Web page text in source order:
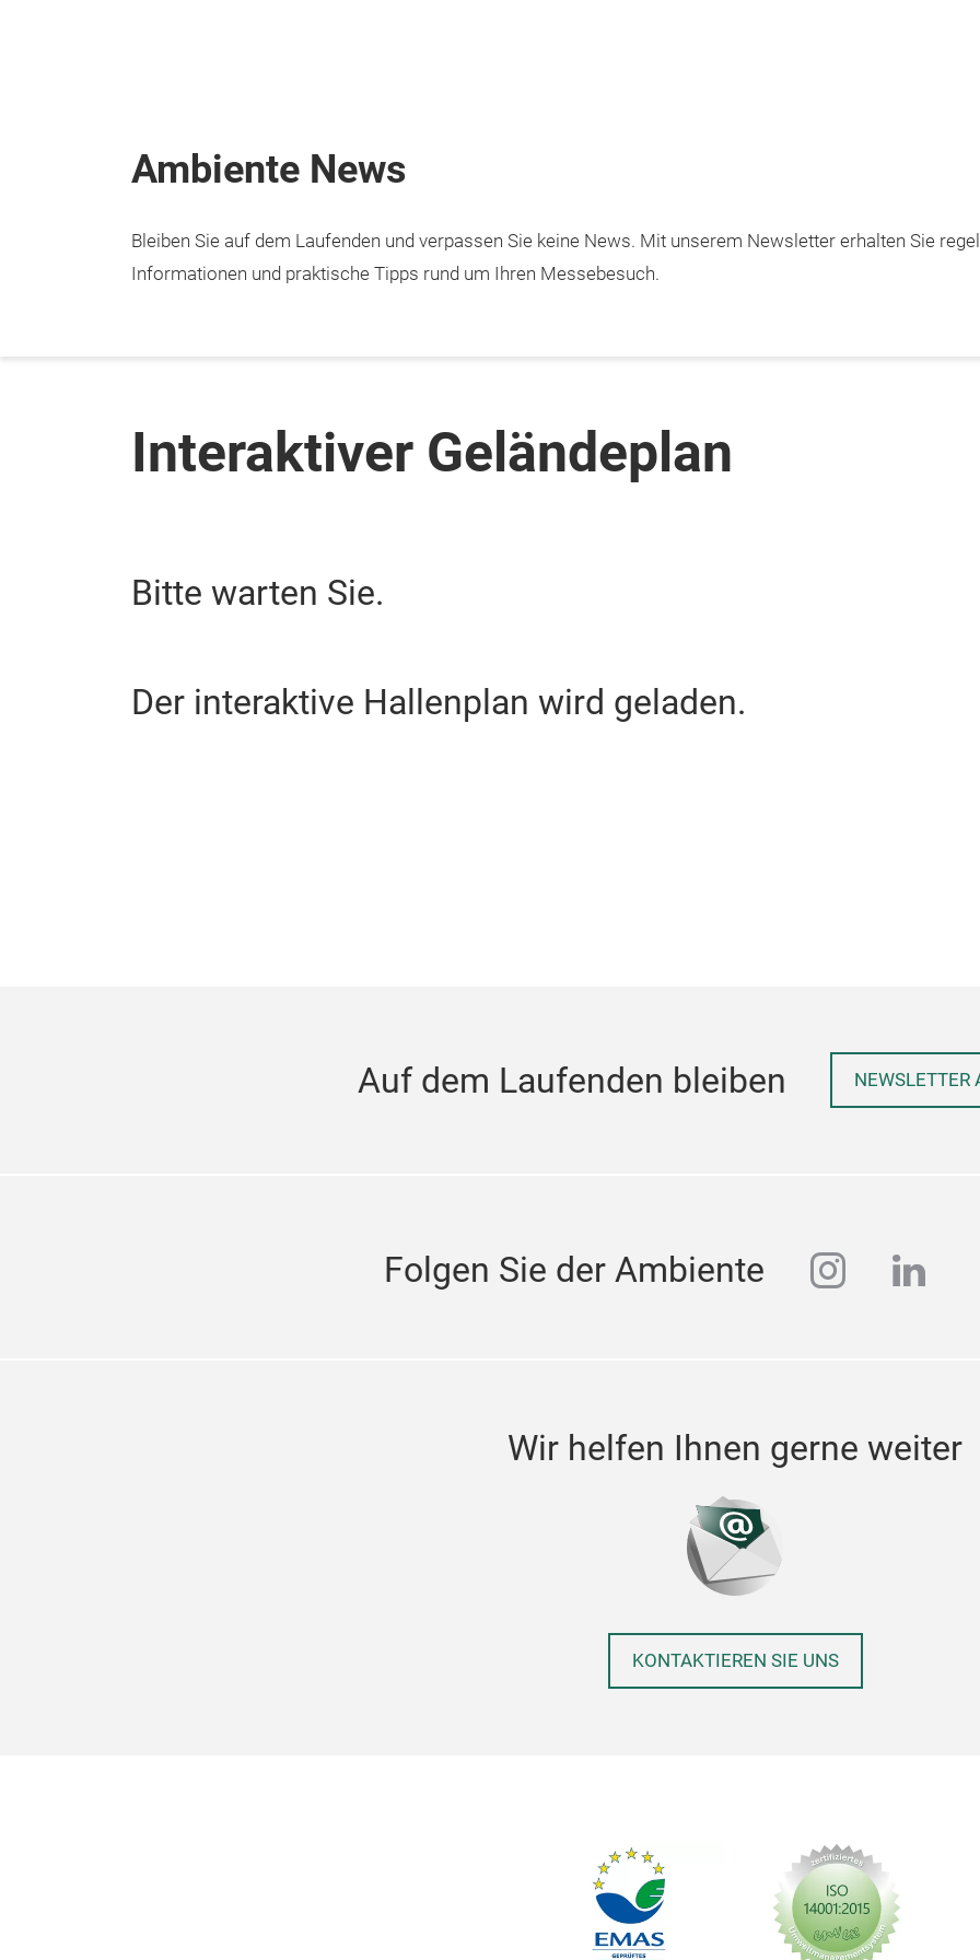
Ambiente News
Bleiben Sie auf dem Laufenden und verpassen Sie keine News. Mit unserem Newsletter erhalten Sie
Informationen und praktische Tipps rund um Ihren Messebesuch.
Interaktiver Geländeplan
Bitte warten Sie.
Der interaktive Hallenplan wird geladen.
Auf dem Laufenden bleiben NEWSLETTER
Folgen Sie der Ambiente
Wir helfen Ihnen gerne weiter
KONTAKTIEREN SIE UNS